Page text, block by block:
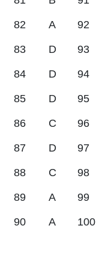
82 A 92
83 D 93
84 D 94
85 D 95
86 C 96
87 D 97
88 C 98
89 A 99
90 A 100